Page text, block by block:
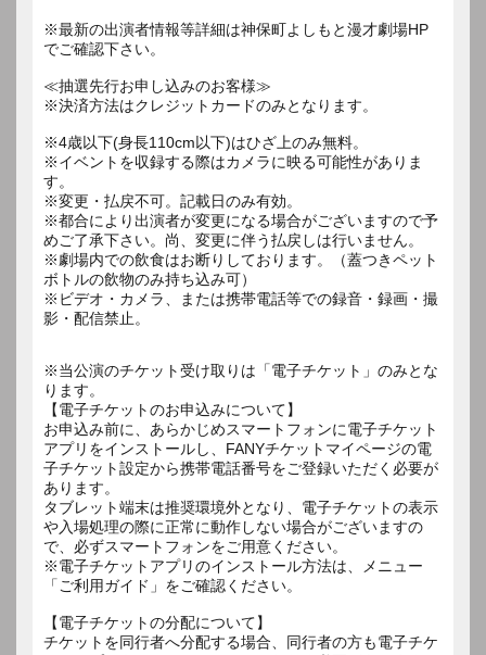
※最新の出演者情報等詳細は神保町よしもと漫才劇場HP
でご確認下さい。
≪抽選先行お申し込みのお客様≫
※決済方法はクレジットカードのみとなります。
※4歳以下(身長110cm以下)はひざ上のみ無料。
※イベントを収録する際はカメラに映る可能性がありま
す。
※変更・払戻不可。記載日のみ有効。
※都合により出演者が変更になる場合がございますので予
めご了承下さい。尚、変更に伴う払戻しは行いません。
※劇場内での飲食はお断りしております。（蓋つきペット
ボトルの飲物のみ持ち込み可）
※ビデオ・カメラ、または携帯電話等での録音・録画・撮
影・配信禁止。
※当公演のチケット受け取りは「電子チケット」のみとな
ります。
【電子チケットのお申込みについて】
お申込み前に、あらかじめスマートフォンに電子チケット
アプリをインストールし、FANYチケットマイページの電
子チケット設定から携帯電話番号をご登録いただく必要が
あります。
タブレット端末は推奨環境外となり、電子チケットの表示
や入場処理の際に正常に動作しない場合がございますの
で、必ずスマートフォンをご用意ください。
※電子チケットアプリのインストール方法は、メニュー
「ご利用ガイド」をご確認ください。
【電子チケットの分配について】
チケットを同行者へ分配する場合、同行者の方も電子チケ